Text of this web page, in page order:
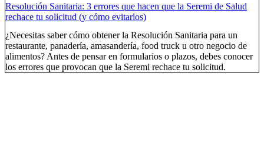
Resolución Sanitaria: 3 errores que hacen que la Seremi de Salud
rechace tu solicitud (y cómo evitarlos)
¿Necesitas saber cómo obtener la Resolución Sanitaria para un
restaurante, panadería, amasandería, food truck u otro negocio de
alimentos? Antes de pensar en formularios o plazos, debes conocer
los errores que provocan que la Seremi rechace tu solicitud.